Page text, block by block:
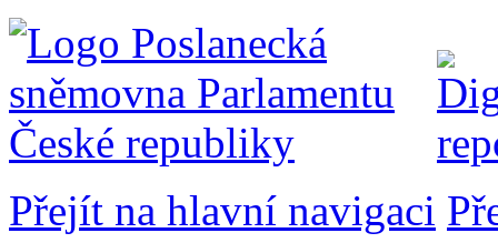
Přejít na hlavní navigaci